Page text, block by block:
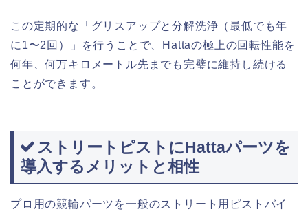
この定期的な「グリスアップと分解洗浄（最低でも年
に1〜2回）」を行うことで、Hattaの極上の回転性能を
何年、何万キロメートル先までも完璧に維持し続ける
ことができます。
ストリートピストにHattaパーツを
導入するメリットと相性
プロ用の競輪パーツを一般のストリート用ピストバイ